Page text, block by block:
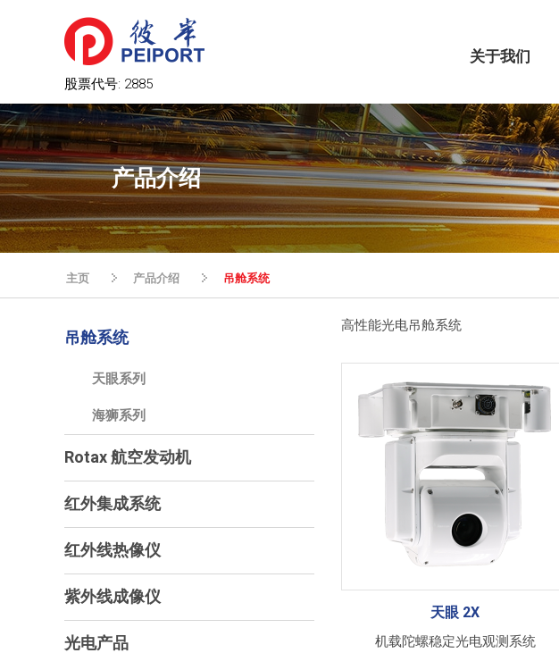
股票代号: 2885
关于我们
产品介绍
主页 产品介绍 吊舱系统
吊舱系统
天眼系列
海狮系列
Rotax 航空发动机
红外集成系统
红外线热像仪
紫外线成像仪
光电产品
高性能光电吊舱系统
天眼 2X
机载陀螺稳定光电观测系统